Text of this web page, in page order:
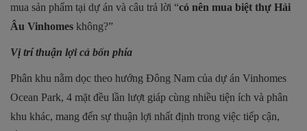
mua sản phẩm tại dự án và câu trả lời “có nên mua biệt thự Hải
Âu Vinhomes không?”
Vị trí thuận lợi cả bốn phía
Phân khu nằm dọc theo hướng Đông Nam của dự án Vinhomes
Ocean Park, 4 mặt đều lần lượt giáp cùng nhiều tiện ích và phân
khu khác, mang đến sự thuận lợi nhất định trong việc tiếp cận,